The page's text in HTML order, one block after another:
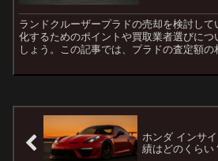
ランドクルーザープラドの売却を検討し
化するためのポイントや買取業者選びに
しょう。この記事では、プラドの査定額の
ホンダ インサ
績はどのくらい